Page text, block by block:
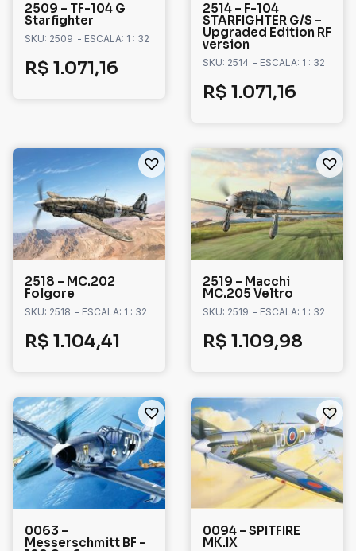
2509 – TF-104 G
Starfighter
SKU: 2509 - ESCALA: 1 : 32
R$ 1.071,16
2514 – F-104
STARFIGHTER G/S –
Upgraded Edition RF
version
SKU: 2514 - ESCALA: 1 : 32
R$ 1.071,16
2518 – MC.202
Folgore
SKU: 2518 - ESCALA: 1 : 32
R$ 1.104,41
2519 – Macchi
MC.205 Veltro
SKU: 2519 - ESCALA: 1 : 32
R$ 1.109,98
0063 –
Messerschmitt BF –
0094 – SPITFIRE
MK.IX